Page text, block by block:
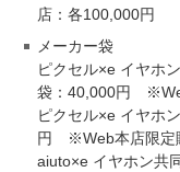
店：各100,000円
メーカー袋
ピクセル×e イヤホ
袋：40,000円
ピクセル×e イヤホ
円 ※Web本店限定
aiuto×e イヤホン